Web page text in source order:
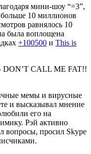
мини-шоу “=3”,
10 миллионов
равнялось 10
была воплощена
+100500 и This is
DON’T CALL ME FAT!!
мемы и вирусные
и высказывал мнение
его на
Рэй активно
вопросы, просил Skype